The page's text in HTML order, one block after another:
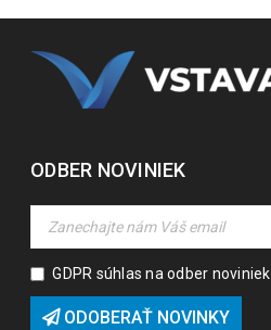
ODBER NOVINIEK
GDPR súhlas na odber noviniek
ODOBERAŤ NOVINKY